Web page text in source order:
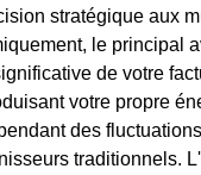
stratégique aux
le principal
de votre
votre propre
des
traditionnels.